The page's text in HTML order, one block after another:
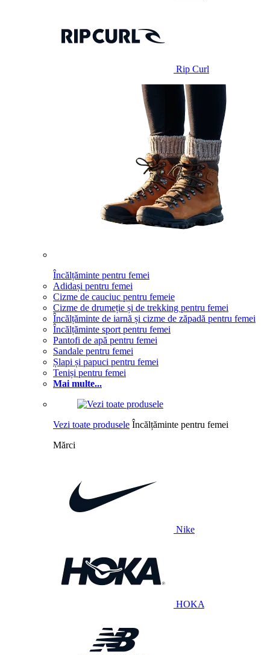
Rip Curl
Încălțăminte pentru femei
Adidași pentru femei
Cizme de cauciuc pentru femeie
Cizme de drumeție și de trekking pentru femei
Încălțăminte de iarnă și cizme de zăpadă pentru femei
Încălțăminte sport pentru femei
Pantofi de apă pentru femei
Sandale pentru femei
Șlapi și papuci pentru femei
Teniși pentru femei
Mai multe...
Vezi toate produsele Încălțăminte pentru femei
Mărci
Nike
HOKA